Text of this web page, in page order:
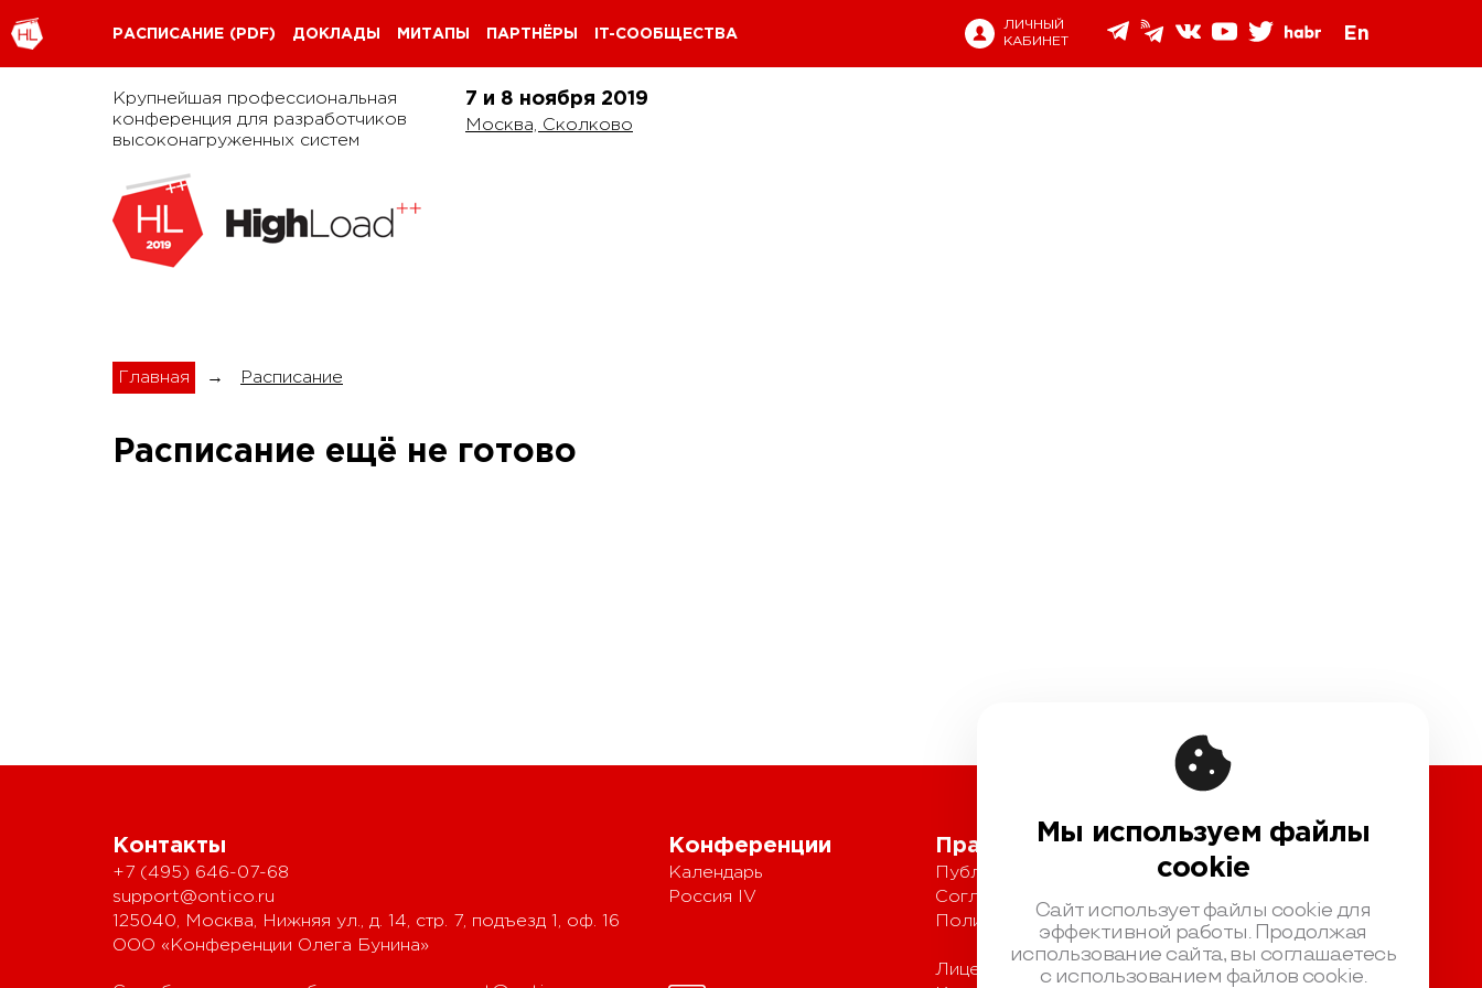
РАСПИСАНИЕ (PDF) ДОКЛАДЫ МИТАПЫ ПАРТНЁРЫ IT-СООБЩЕСТВА
ЛИЧНЫЙ
КАБИНЕТ
En
Крупнейшая профессиональная
конференция для разработчиков
высоконагруженных систем
7 и 8 ноября 2019
Москва, Сколково
Главная → Расписание
Расписание ещё не готово
Контакты
+7 (495) 646-07-68
support@ontico.ru
125040, Москва, Нижняя ул., д. 14, стр. 7, подъезд 1, оф. 16
ООО «Конференции Олега Бунина»
Конференции
Календарь
Россия IV
Правовая информация
Публичная оферта
Соглашение на обработку персональных данных
Политика обработки персональных данных
Лицензионный договор с Автором
Мы используем файлы
cookie
Сайт использует файлы cookie для
эффективной работы. Продолжая
использование сайта, вы соглашаетесь
с использованием файлов cookie.